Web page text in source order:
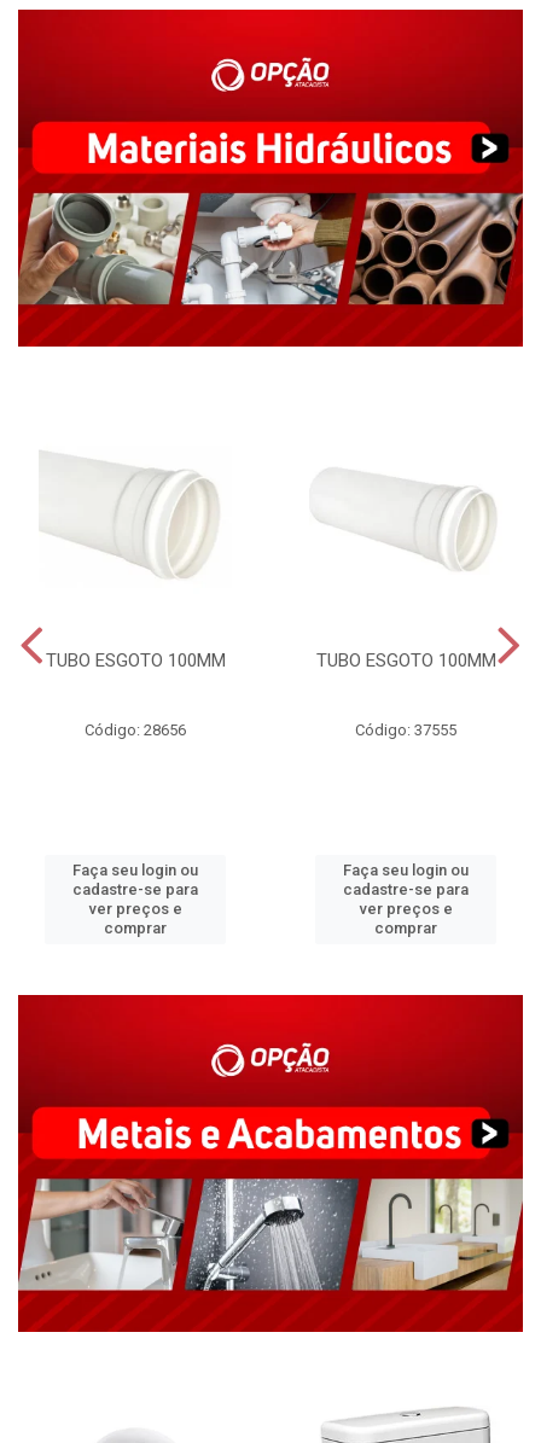
TUBO ESGOTO 100MM
Código: 28656
Faça seu login ou
cadastre-se para
ver preços e
comprar
TUBO ESGOTO 100MM
Código: 37555
Faça seu login ou
cadastre-se para
ver preços e
comprar